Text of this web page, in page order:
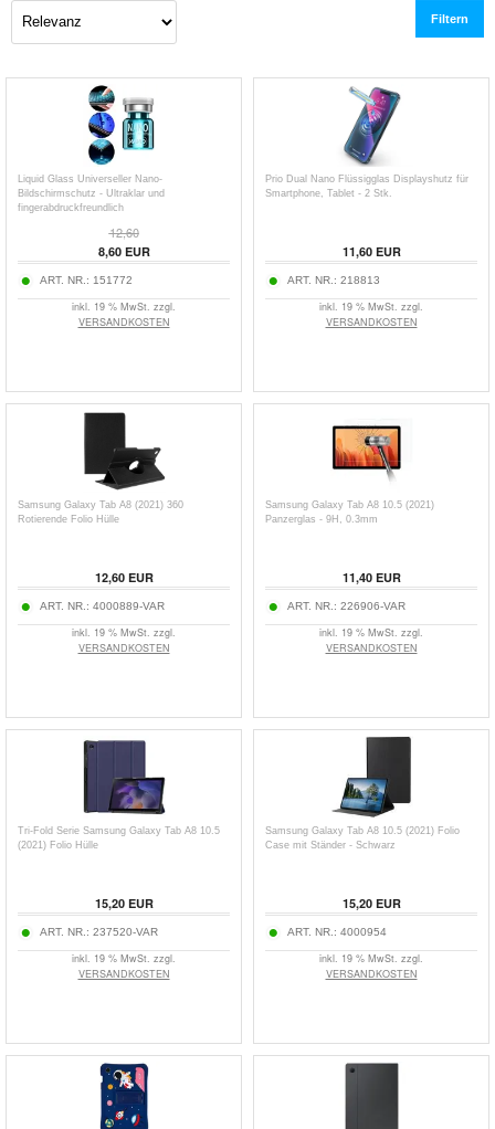
Filtern
Liquid Glass Universeller Nano-
Bildschirmschutz - Ultraklar und
fingerabdruckfreundlich
12,60
8,60EUR
ART. NR.: 151772
inkl. 19 % MwSt. zzgl.
VERSANDKOSTEN
Prio Dual Nano Flüssigglas Displayshutz für
Smartphone, Tablet - 2 Stk.
11,60EUR
ART. NR.: 218813
inkl. 19 % MwSt. zzgl.
VERSANDKOSTEN
Samsung Galaxy Tab A8 (2021) 360
Rotierende Folio Hülle
12,60EUR
ART. NR.: 4000889-VAR
inkl. 19 % MwSt. zzgl.
VERSANDKOSTEN
Samsung Galaxy Tab A8 10.5 (2021)
Panzerglas - 9H, 0.3mm
11,40EUR
ART. NR.: 226906-VAR
inkl. 19 % MwSt. zzgl.
VERSANDKOSTEN
Tri-Fold Serie Samsung Galaxy Tab A8 10.5
(2021) Folio Hülle
15,20EUR
ART. NR.: 237520-VAR
inkl. 19 % MwSt. zzgl.
VERSANDKOSTEN
Samsung Galaxy Tab A8 10.5 (2021) Folio
Case mit Ständer - Schwarz
15,20EUR
ART. NR.: 4000954
inkl. 19 % MwSt. zzgl.
VERSANDKOSTEN